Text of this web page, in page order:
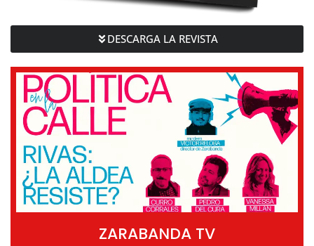
DESCARGA LA REVISTA
ZARABANDA TV